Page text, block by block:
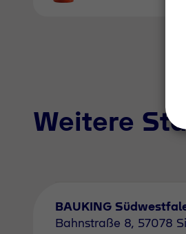
Weitere
BAUKING
Bahnstraße 8, 57078